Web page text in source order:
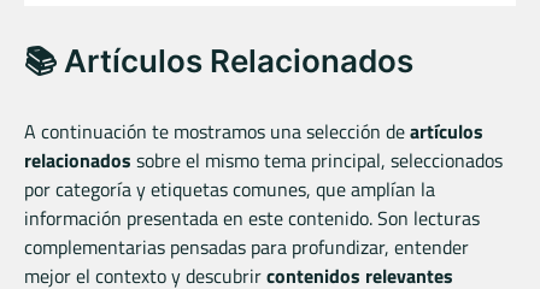
📚 Artículos Relacionados
A continuación te mostramos una selección deartículos
relacionados sobre el mismo tema principal, seleccionados
por categoría y etiquetas comunes, que amplían la
información presentada en este contenido. Son lecturas
complementarias pensadas para profundizar, entender
mejor el contexto y descubrircontenidos relevantes